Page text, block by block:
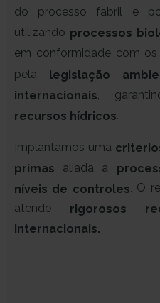
do processo fabril
e
utilizando processos
em conformidade com
pela legislação
internacionais
recursos hídricos.
Implantamos uma
primas aliada a
níveis de controles. O
atende rigorosos
internacionais.